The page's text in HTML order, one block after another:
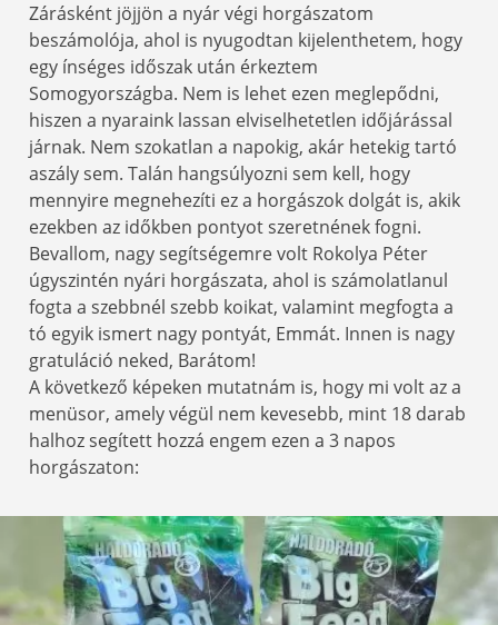
Zárásként jöjjön a nyár végi horgászatom
beszámolója, ahol is nyugodtan kijelenthetem, hogy
egy ínséges időszak után érkeztem
Somogyországba. Nem is lehet ezen meglepődni,
hiszen a nyaraink lassan elviselhetetlen időjárással
járnak. Nem szokatlan a napokig, akár hetekig tartó
aszály sem. Talán hangsúlyozni sem kell, hogy
mennyire megnehezíti ez a horgászok dolgát is, akik
ezekben az időkben pontyot szeretnének fogni.
Bevallom, nagy segítségemre volt Rokolya Péter
úgyszintén nyári horgászata, ahol is számolatlanul
fogta a szebbnél szebb koikat, valamint megfogta a
tó egyik ismert nagy pontyát, Emmát. Innen is nagy
gratuláció neked, Barátom!
A következő képeken mutatnám is, hogy mi volt az a
menüsor, amely végül nem kevesebb, mint 18 darab
halhoz segített hozzá engem ezen a 3 napos
horgászaton: